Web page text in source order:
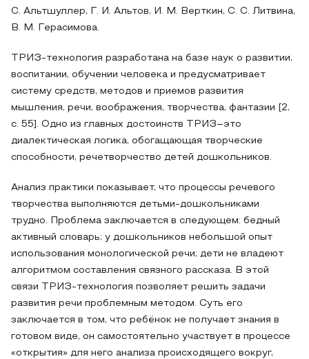
С. Альтшуллер, Г. И. Альтов, И. М. Верткин, С. С. Литвина,
В. М. Герасимова.
ТРИЗ-технология разработана на базе наук о развитии,
воспитании, обучении человека и предусматривает
систему средств, методов и приемов развития
мышления, речи, воображения, творчества, фантазии [2,
с. 55]. Одно из главных достоинств ТРИЗ–это
диалектическая логика, обогащающая творческие
способности, речетворчество детей дошкольников.
Анализ практики показывает, что процессы речевого
творчества выполняются детьми-дошкольниками
трудно. Проблема заключается в следующем: бедный
активный словарь; у дошкольников небольшой опыт
использования монологической речи; дети не владеют
алгоритмом составления связного рассказа. В этой
связи ТРИЗ-технология позволяет решить задачи
развития речи проблемным методом. Суть его
заключается в том, что ребёнок не получает знания в
готовом виде, он самостоятельно участвует в процессе
«открытия» для него анализа происходящего вокруг,